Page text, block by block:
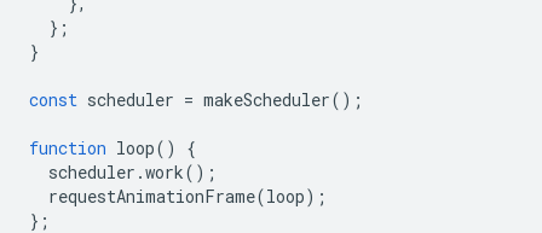
};
}
const scheduler = makeScheduler();
function loop()
{
scheduler .work();
requestAnimationFrame(loop);
};